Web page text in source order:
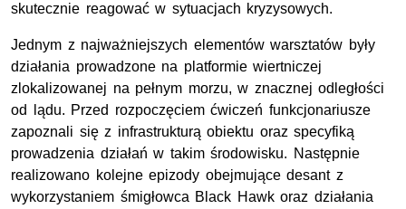
skutecznie reagować w sytuacjach kryzysowych.
Jednym z najważniejszych elementów warsztatów były
działania prowadzone na platformie wiertniczej
zlokalizowanej na pełnym morzu, w znacznej odległości
od lądu. Przed rozpoczęciem ćwiczeń funkcjonariusze
zapoznali się z infrastrukturą obiektu oraz specyfiką
prowadzenia działań w takim środowisku. Następnie
realizowano kolejne epizody obejmujące desant z
wykorzystaniem śmigłowca Black Hawk oraz działania